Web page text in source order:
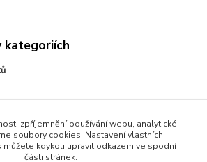
kategoriích
zpříjemnění používání webu, analytické
soubory cookies. Nastavení vlastních
kdykoli upravit odkazem ve spodní
části stránek.